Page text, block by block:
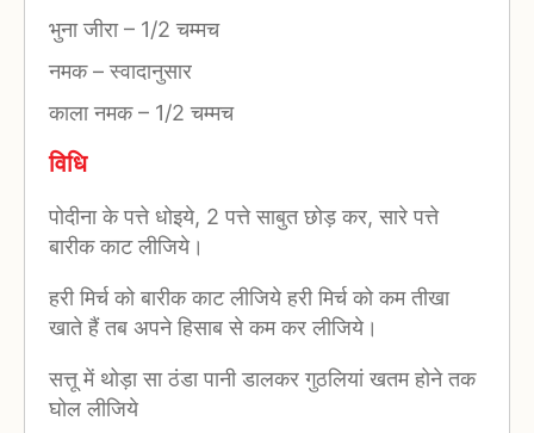
भुना जीरा– 1/2 चम्मच
नमक–स्वादानुसार
काला नमक– 1/2 चम्मच
विधि
पोदीना के पत्ते धोइये, 2 पत्ते साबुत छोड़ कर, सारे पत्ते
बारीक काट लीजिये।
हरी मिर्च को बारीक काट लीजिये हरी मिर्च को कम तीखा
खाते हैं तब अपने हिसाब से कम कर लीजिये।
सत्तू में थोड़ा सा ठंडा पानी डालकर गुठलियां खतम होने तक
घोल लीजिये